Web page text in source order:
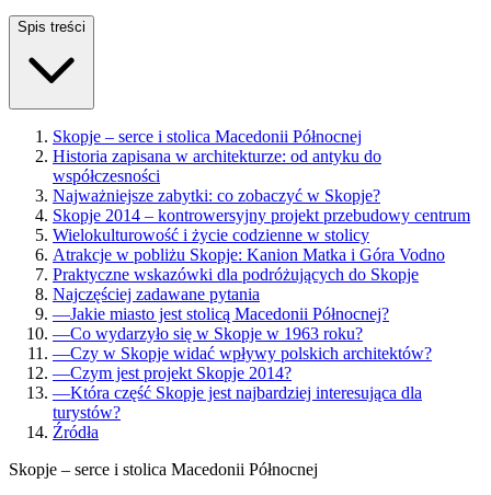
Spis treści
Skopje – serce i stolica Macedonii Północnej
Historia zapisana w architekturze: od antyku do
współczesności
Najważniejsze zabytki: co zobaczyć w Skopje?
Skopje 2014 – kontrowersyjny projekt przebudowy centrum
Wielokulturowość i życie codzienne w stolicy
Atrakcje w pobliżu Skopje: Kanion Matka i Góra Vodno
Praktyczne wskazówki dla podróżujących do Skopje
Najczęściej zadawane pytania
—Jakie miasto jest stolicą Macedonii Północnej?
—Co wydarzyło się w Skopje w 1963 roku?
—Czy w Skopje widać wpływy polskich architektów?
—Czym jest projekt Skopje 2014?
—Która część Skopje jest najbardziej interesująca dla
turystów?
Źródła
Skopje – serce i stolica Macedonii Północnej